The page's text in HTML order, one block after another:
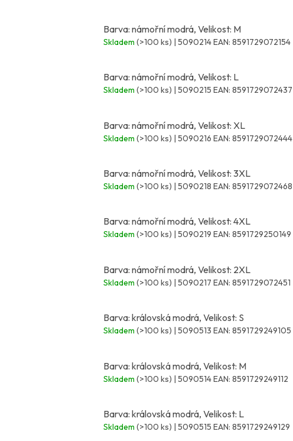
Barva: námořní modrá, Velikost: M
Skladem (>100 ks) | 5090214EAN: 8591729072154
Barva: námořní modrá, Velikost: L
Skladem (>100 ks) | 5090215 EAN: 8591729072437
Barva: námořní modrá, Velikost: XL
Skladem (>100 ks) | 5090216 EAN: 8591729072444
Barva: námořní modrá, Velikost: 3XL
Skladem (>100 ks) | 5090218 EAN: 8591729072468
Barva: námořní modrá, Velikost: 4XL
Skladem (>100 ks) | 5090219 EAN: 8591729250149
Barva: námořní modrá, Velikost: 2XL
Skladem (>100 ks) | 5090217 EAN: 8591729072451
Barva: královská modrá, Velikost: S
Skladem (>100 ks) | 5090513 EAN: 8591729249105
Barva: královská modrá, Velikost: M
Skladem (>100 ks) | 5090514EAN: 8591729249112
Barva: královská modrá, Velikost: L
Skladem (>100 ks) | 5090515 EAN: 8591729249129